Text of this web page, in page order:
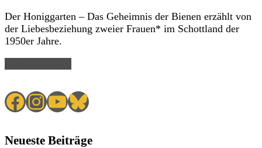
Der Honiggarten – Das Geheimnis der Bienen erzählt von
der Liebesbeziehung zweier Frauen* im Schottland der
1950er Jahre.
Facebook
Instagram
YouTube
Bluesky
Neueste Beiträge